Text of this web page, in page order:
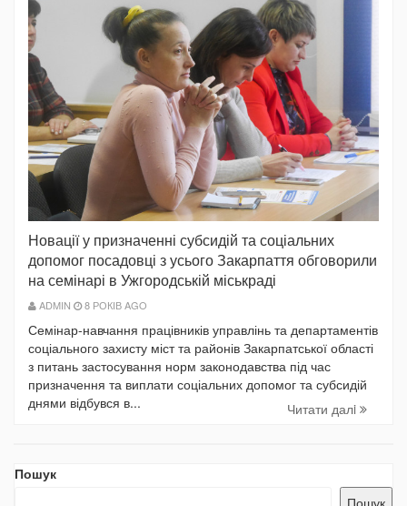
Новації у призначенні субсидій та соціальних
допомог посадовці з усього Закарпаття обговорили
на семінарі в Ужгородській міськраді
ADMIN 8 РОКІВ AGO
Семінар-навчання працівників управлінь та департаментів
соціального захисту міст та районів Закарпатської області
з питань застосування норм законодавства під час
призначення та виплати соціальних допомог та субсидій
днями відбувся в...
Читати далi
Пошук